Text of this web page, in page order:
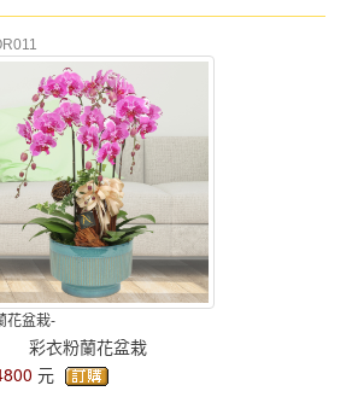
花盆栽-
彩衣粉蘭花盆栽
元